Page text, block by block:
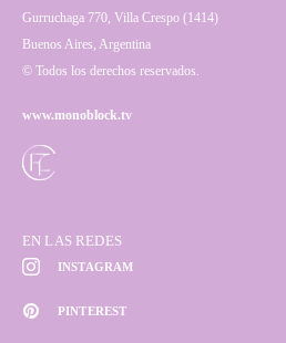
Gurruchaga 770, Villa Crespo (1414)
Buenos Aires, Argentina
© Todos los derechos reservados.
www.monoblock.tv
EN LAS REDES
INSTAGRAM
PINTEREST